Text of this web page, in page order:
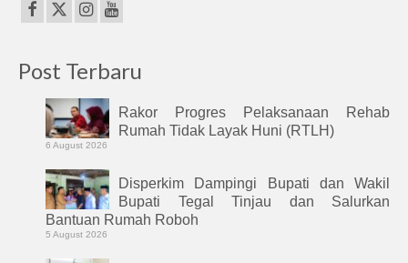
Post Terbaru
Rakor Progres Pelaksanaan Rehab
Rumah Tidak Layak Huni (RTLH)
6 August 2026
Disperkim Dampingi Bupati dan Wakil
Bupati Tegal Tinjau dan Salurkan
Bantuan Rumah Roboh
5 August 2026